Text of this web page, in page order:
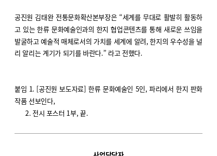
공진원 김태완 전통문화확산본부장은 “세계를 무대로 활발히 활동하
고 있는 한류 문화예술인과의 한지 협업콘텐츠를 통해 새로운 쓰임을
발굴하고 예술적 매체로서의 가치를 세계에 알려,한지의 우수성을 널
리 알리는 계기가 되기를 바란다.” 라고 전했다.
붙임 1. [공진원 보도자료] 한류 문화예술인 5인, 파리에서 한지 판화
작품 선보인다,
2. 전시 포스터 1부, 끝.